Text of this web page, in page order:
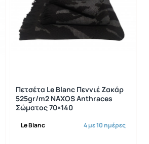
Le Blanc 4 με 10 ημέρες
Πετσέτα Le Blanc Πεννιέ Ζακάρ
525gr/m2 NAXOS Anthraces
Σώματος 70×140